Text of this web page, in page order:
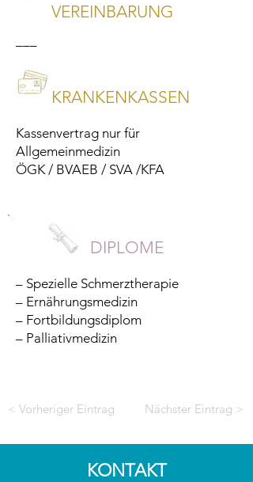
VEREINBARUNG
–––
KRANKENKASSEN
Kassenvertrag nur für
Allgemeinmedizin
ÖGK / BVAEB / SVA /KFA
DIPLOME
– Spezielle Schmerztherapie
– Ernährungsmedizin
– Fortbildungsdiplom
– Palliativmedizin
< Vorheriger Eintrag Nächster Eintrag >
KONTAKT